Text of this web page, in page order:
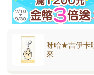
呀哈★吉伊卡
來